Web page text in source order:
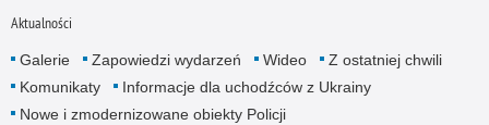
Aktualności
Galerie Zapowiedzi wydarzeń Wideo
Z ostatniej chwili
Komunikaty
Informacje dla uchodźców z Ukrainy
Nowe i zmodernizowane obiekty Policji